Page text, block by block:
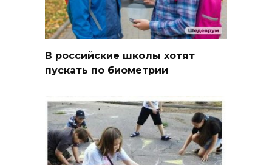
В российские школы хотят
пускать по биометрии